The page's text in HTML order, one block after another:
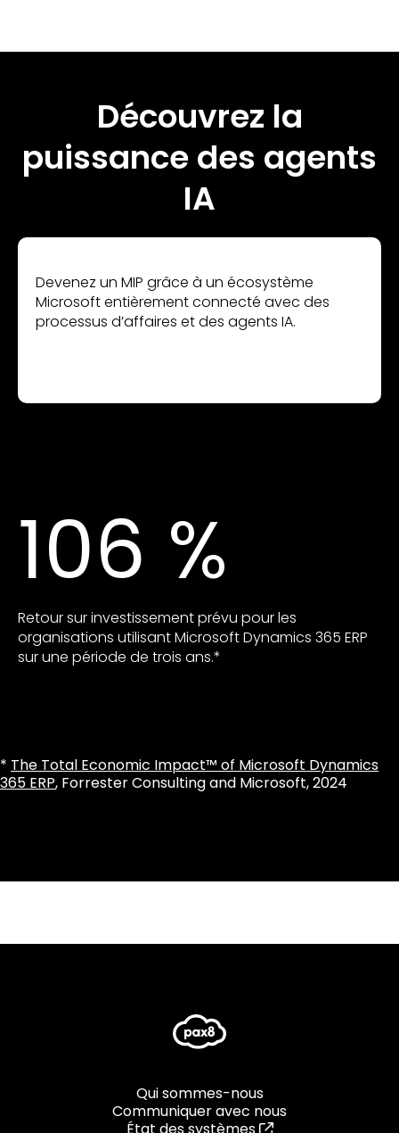
Découvrez la
puissance des agents
IA
Devenez un MIP grâce à un écosystème
Microsoft entièrement connecté avec des
processus d’affaires et des agents IA.
106 %
Retour sur investissement prévu pour les
organisations utilisant Microsoft Dynamics 365 ERP
sur une période de trois ans.*
* The Total Economic Impact™ of Microsoft Dynamics
365 ERP, Forrester Consulting and Microsoft, 2024
Qui sommes-nous
Communiquer avec nous
État des systèmes